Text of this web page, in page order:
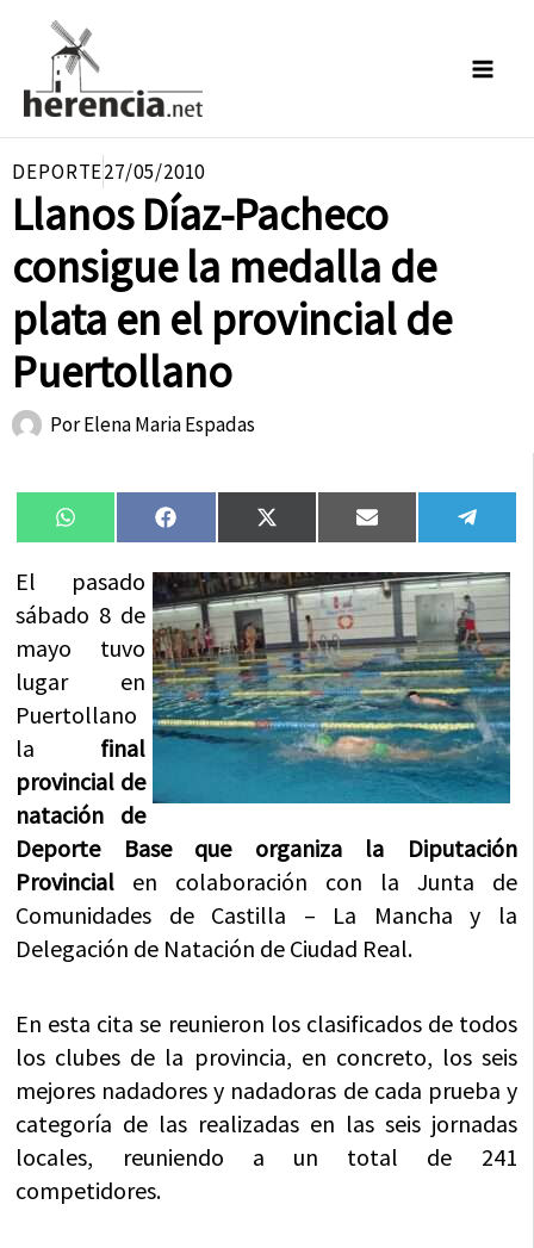
contenido
DEPORTE27/05/2010
Llanos Díaz-Pacheco
consigue la medalla de
plata en el provincial de
Puertollano
PorElena Maria Espadas
Compartir
en
WhatsAppCompartir
en
FacebookCompartir
en
X
(Twitter)
Compartir
en
Email
en
El pasado
sábado 8 de
mayo tuvo
lugar en
Puertollano
la final
provincial de
natación de
Deporte Base que organiza la Diputación
Provincial en colaboración con la Junta de
Comunidades de Castilla – La Mancha y la
Delegación de Natación de Ciudad Real.
En esta cita se reunieron los clasificados de todos
los clubes de la provincia, en concreto, los seis
mejores nadadores y nadadoras de cada prueba y
categoría de las realizadas en las seis jornadas
locales, reuniendo a un total de 241
competidores.